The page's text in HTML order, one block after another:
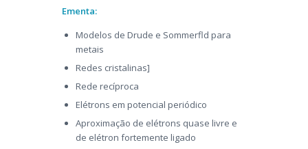
Ementa:
Modelos de Drude e Sommerfld para
metais
Redes cristalinas]
Rede recíproca
Elétrons em potencial periódico
Aproximação de elétrons quase livre e
de elétron fortemente ligado